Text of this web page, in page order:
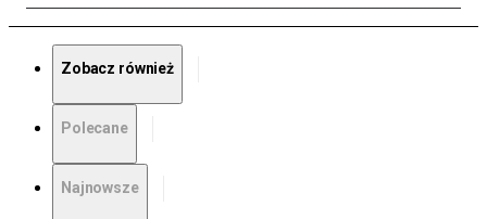
Zobacz również
Polecane
Najnowsze